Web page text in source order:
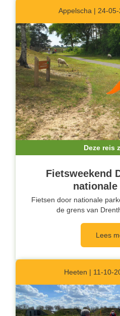
Appelscha | 24-
Deze reis
Fietsweekend
nationale
Fietsen door nationale
de grens van
Lees
Heeten | 11-10-